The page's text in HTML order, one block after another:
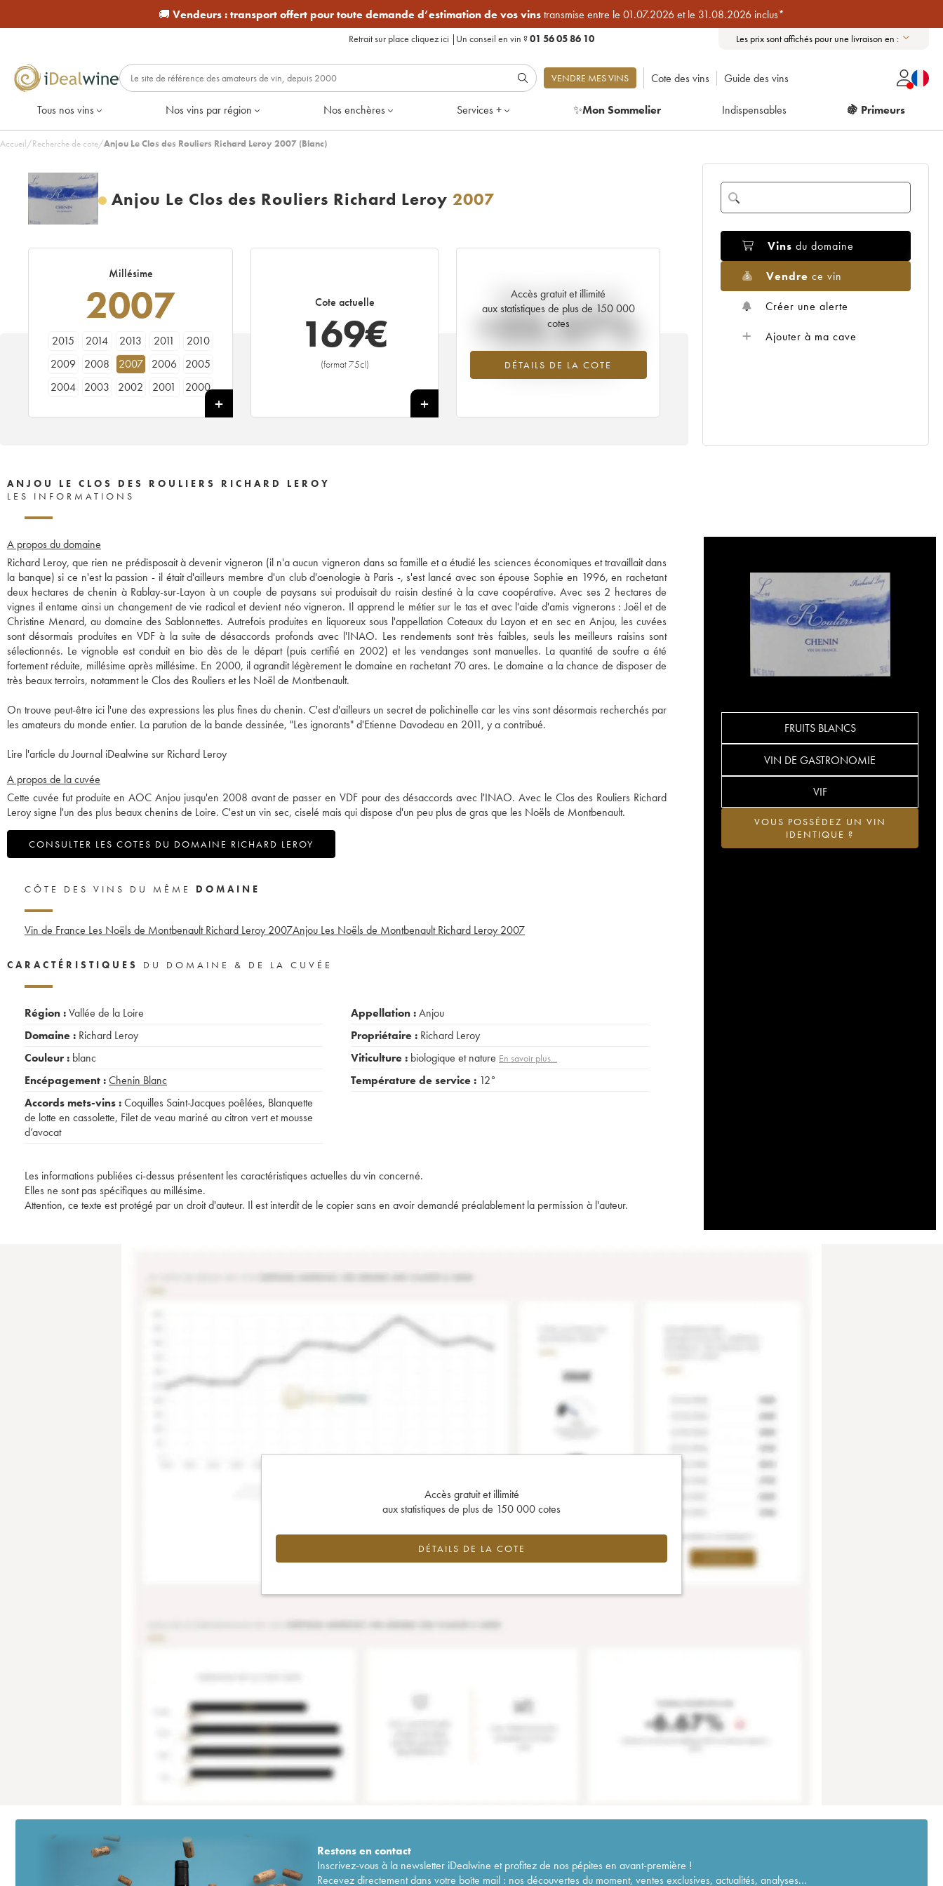
🚚 Vendeurs :transport offert pour toute demande d’estimation de vos vinstransmise entre le 01.07.2026 et le 31.08.2026 inclus*
Retrait sur place cliquez ici | Un conseil en vin ?01 56 05 86 10 Les prix sont affichés pour une livraison en :
VENDRE MES VINS Cote des vins Guide des vins
Tous nos vins Nos vins par région Nos enchères Services + ✨Mon Sommelier Indispensables 🍇 Primeurs
Accueil/Recherche de cote/Anjou Le Clos des Rouliers Richard Leroy 2007 (Blanc)
Anjou Le Clos des Rouliers Richard Leroy 2007
Millésime
2007
2015 2014 2013 2011
2010
2009
2008 2007 2006
2005
2004
2003 2002 2001 2000
Cote actuelle
169€
(format 75cl)
+
Accès gratuit et illimité
aux statistiques de plus de 150 000
cotes
DÉTAILS DE LA COTE
Tendance actuelle de la cote
+22.57%
Tendance à la hausse du millésime 2007
en 2026 par rapport à 2025
Vins du domaine
Vendre ce vin
Créer une alerte
Ajouter à ma cave
ANJOU LE CLOS DES ROULIERS RICHARD LEROY
LES INFORMATIONS
A propos du domaine
Richard Leroy, que rien ne prédisposait à devenir vigneron (il n'a aucun vigneron dans sa famille et a étudié les sciences économiques et travaillait dans
la banque) si ce n'est la passion - il était d'ailleurs membre d'un club d'oenologie à Paris -, s'est lancé avec son épouse Sophie en 1996, en rachetant
deux hectares de chenin à Rablay-sur-Layon à un couple de paysans sui produisait du raisin destiné à la cave coopérative. Avec ses 2 hectares de
vignes il entame ainsi un changement de vie radical et devient néo vigneron. Il apprend le métier sur le tas et avec l'aide d'amis vignerons : Joël et de
Christine Menard, au domaine des Sablonnettes. Autrefois produites en liquoreux sous l'appellation Coteaux du Layon et en sec en Anjou, les cuvées
sont désormais produites en VDF à la suite de désaccords profonds avec l'INAO. Les rendements sont très faibles, seuls les meilleurs raisins sont
sélectionnés. Le vignoble est conduit en bio dès de le départ (puis certifié en 2002) et les vendanges sont manuelles. La quantité de soufre a été
fortement réduite, millésime après millésime. En 2000, il agrandit légèrement le domaine en rachetant 70 ares. Le domaine a la chance de disposer de
très beaux terroirs, notamment le Clos des Rouliers et les Noël de Montbenault.
On trouve peut-être ici l'une des expressions les plus fines du chenin. C'est d'ailleurs un secret de polichinelle car les vins sont désormais recherchés par
les amateurs du monde entier. La parution de la bande dessinée, "Les ignorants" d'Etienne Davodeau en 2011, y a contribué.
Lire l'article du Journal iDealwine sur Richard Leroy
A propos de la cuvée
Cette cuvée fut produite en AOC Anjou jusqu'en 2008 avant de passer en VDF pour des désaccords avec l'INAO. Avec le Clos des Rouliers Richard
Leroy signe l'un des plus beaux chenins de Loire. C'est un vin sec, ciselé mais qui dispose d'un peu plus de gras que les Noëls de Montbenault.
CONSULTER LES COTES DU DOMAINE RICHARD LEROY
FRUITS BLANCS
VIN DE GASTRONOMIE
VIF
VOUS POSSÉDEZ UN VIN
IDENTIQUE ?
CÔTE DES VINS DU MÊME DOMAINE
Vin de France Les Noëls de Montbenault Richard Leroy 2007Anjou Les Noëls de Montbenault Richard Leroy 2007
CARACTÉRISTIQUES DU DOMAINE & DE LA CUVÉE
Région :Vallée de la Loire
Domaine : Richard Leroy
Couleur : blanc
Encépagement :Chenin Blanc
Accords mets-vins :Coquilles Saint-Jacques poêlées, Blanquette
de lotte en cassolette, Filet de veau mariné au citron vert et mousse
d’avocat
Appellation :Anjou
Propriétaire : Richard Leroy
Viticulture : biologique et nature En savoir plus...
Température de service : 12°
Les informations publiées ci-dessus présentent les caractéristiques actuelles du vin concerné.
Elles ne sont pas spécifiques au millésime.
Attention, ce texte est protégé par un droit d'auteur. Il est interdit de le copier sans en avoir demandé préalablement la permission à l'auteur.
Accès gratuit et illimité
aux statistiques de plus de 150 000 cotes
DÉTAILS DE LA COTE
Restons encontact
Inscrivez-vous à la newsletter iDealwine et profitez de nos pépites en avant-première !
Recevez directement dans votre boîte mail : nos découvertes du moment, ventes exclusives, actualités, analyses...